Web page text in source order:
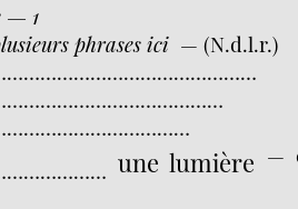
— 1
phrases ici — (N.d.l.r.)
une lumière —